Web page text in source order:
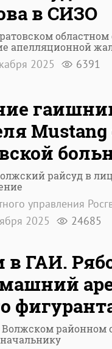
в СИЗО
областном
апелляционной
2025 6391
Mustang
райсуд в
управления
2025
24685
в ГАИ.
Волжском районном